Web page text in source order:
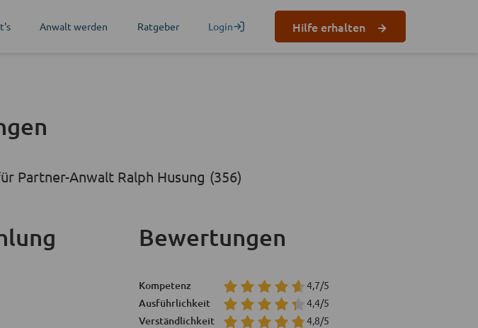
Anwalt werden Ratgeber Login Hilfe erhalten
Partner-Anwalt Ralph Husung (356)
Bewertungen
Kompetenz 4,7/5
Ausführlichkeit 4,4/5
Verständlichkeit 4,8/5